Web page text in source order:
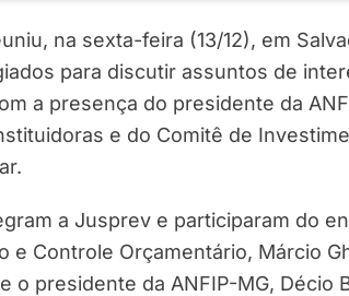
na sexta-feira (13/12), em
para discutir assuntos de
a presença do presidente da
e do Comitê de
a Jusprev e participaram do
e Controle Orçamentário, Márcio
o presidente da ANFIP-MG, Décio